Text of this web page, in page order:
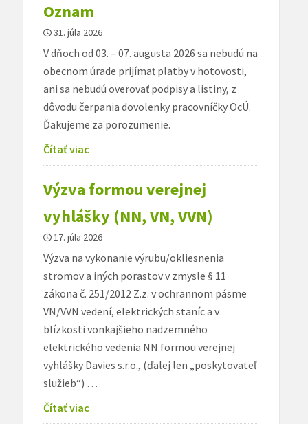
Oznam
31. júla 2026
V dňoch od 03. – 07. augusta 2026 sa nebudú na
obecnom úrade prijímať platby v hotovosti,
ani sa nebudú overovať podpisy a listiny, z
dôvodu čerpania dovolenky pracovníčky OcÚ.
Ďakujeme za porozumenie.
Čítať viac
Výzva formou verejnej
vyhlášky (NN, VN, VVN)
17. júla 2026
Výzva na vykonanie výrubu/okliesnenia
stromov a iných porastov v zmysle § 11
zákona č. 251/2012 Z.z. v ochrannom pásme
VN/VVN vedení, elektrických staníc a v
blízkosti vonkajšieho nadzemného
elektrického vedenia NN formou verejnej
vyhlášky Davies s.r.o., (ďalej len „poskytovateľ
služieb“) …
Čítať viac